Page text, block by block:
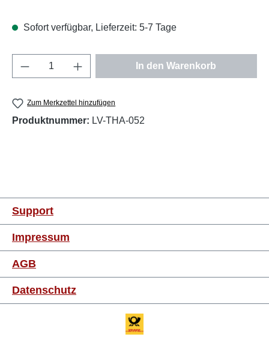
Sofort verfügbar, Lieferzeit: 5-7 Tage
Produkt Anzahl: Gib den gewünschten
In den Warenkorb
Zum Merkzettel hinzufügen
Produktnummer: LV-THA-052
Support
Impressum
AGB
Datenschutz